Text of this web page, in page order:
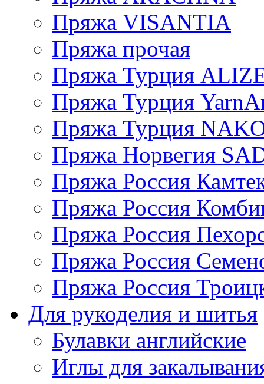
Пряжа VISANTIA
Пряжа прочая
Пряжа Турция
Пряжа Турция
Пряжа Турция
Пряжа Норвегия
Пряжа Россия
Пряжа Россия
Пряжа Россия
Пряжа Россия
Пряжа Россия
Для рукоделия и шитья
Булавки английские
Иглы для